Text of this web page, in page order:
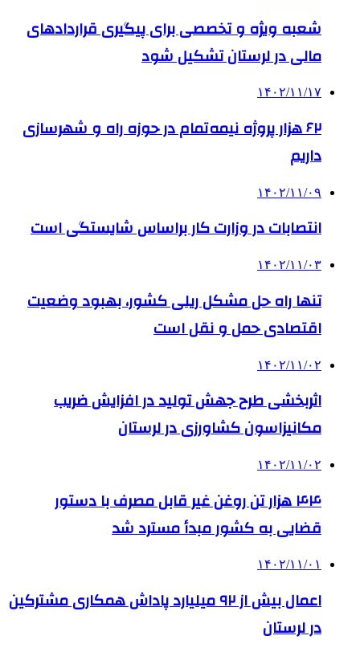
شعبه ویژه و تخصصی برای پیگیری قراردادهای
مالی در لرستان تشکیل شود
۱۴۰۲/۱۱/۱۷
۶۲ هزار پروژه نیمه تمام در حوزه راه و شهرسازی
داریم
۱۴۰۲/۱۱/۰۹
انتصابات در وزارت کار براساس شایستگی است
۱۴۰۲/۱۱/۰۳
تنها راه حل مشکل ریلی کشور، بهبود وضعیت
اقتصادی حمل و نقل است
۱۴۰۲/۱۱/۰۲
اثربخشی طرح جهش تولید در افزایش ضریب
مکانیزاسون کشاورزی در لرستان
۱۴۰۲/۱۱/۰۲
۴۴ هزار تن روغن غیر قابل مصرف با دستور
قضایی به کشور مبدأ مسترد شد
۱۴۰۲/۱۱/۰۱
اعمال بیش از ۹۲ میلیارد پاداش همکاری مشترکین
در لرستان